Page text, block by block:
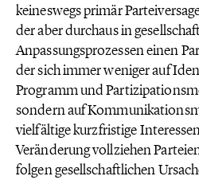
keineswegs primär
der aber durchaus in
Anpassungsprozessen einen
der sich immer weniger auf
Programm und
sondern auf
vielfältige kurzfristige
Veränderung vollziehen
folgen gesellschaftlichen